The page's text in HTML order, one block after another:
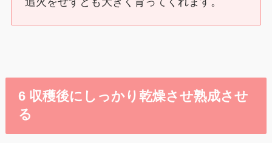
6 収穫後にしっかり乾燥させ熟成させ
る